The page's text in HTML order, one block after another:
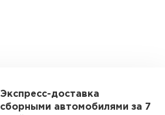
Экспресс-доставка
сборными автомобилями за 7